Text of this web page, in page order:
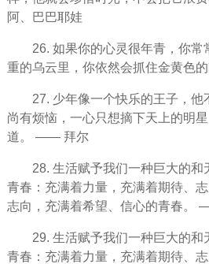
阿、巴巴耶娃
26. 如果你的心灵很年青，你常
重的乌云里，你依然会抓住金黄色的
27. 少年像一个快乐的王子，他
尚有烦恼，一心只想摘下天上的明
道。 —— 拜尔
28. 生活赋予我们一种巨大的和
青春：充满着力量，充满着期待、
志向，充满着希望、信心的青春。
29. 生活赋予我们一种巨大的和
青春：充满着力量，充满着期待、